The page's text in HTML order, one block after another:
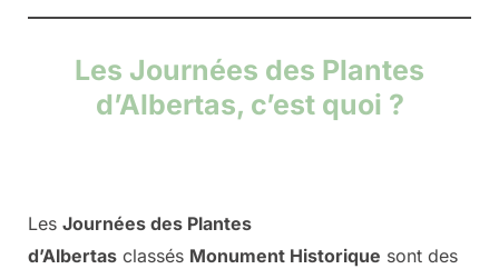
Les Journées des Plantes
d’Albertas, c’est quoi ?
Les Journées des Plantes
d’Albertas classés Monument Historique sont des